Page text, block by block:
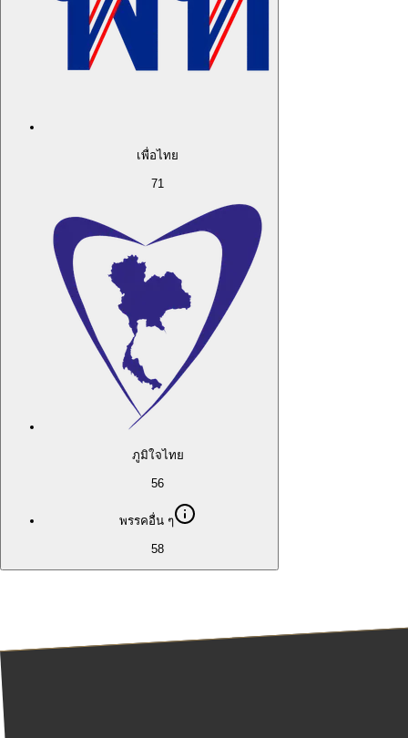
เพื่อไทย
71
ภูมิใจไทย
56
พรรคอื่น ๆ
58